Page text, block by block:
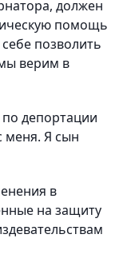
должен
помощь
позволить
верим в
депортации
меня. Я сын
в
на защиту